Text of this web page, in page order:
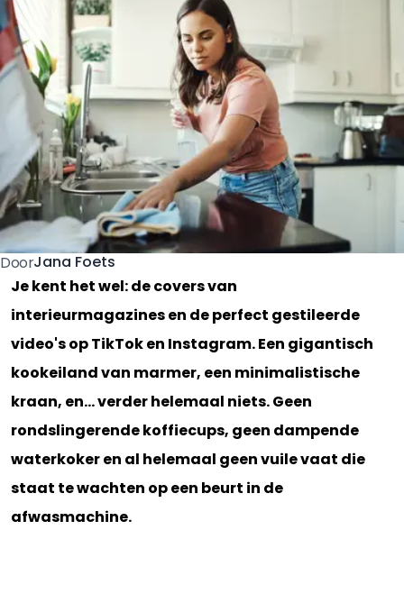
DoorJana Foets
Je kent het wel: de covers van
interieurmagazines en de perfect gestileerde
video's op TikTok en Instagram. Een gigantisch
kookeiland van marmer, een minimalistische
kraan, en... verder helemaal niets. Geen
rondslingerende koffiecups, geen dampende
waterkoker en al helemaal geen vuile vaat die
staat te wachten op een beurt in de
afwasmachine.